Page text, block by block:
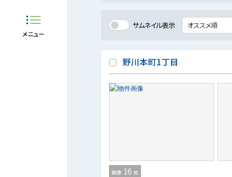
メニュー
サムネイル表示
野川本町1丁目
画像 16 枚